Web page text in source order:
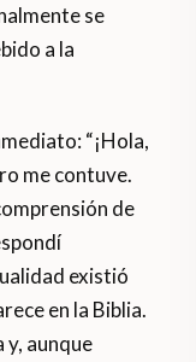
se
a la
“¡Hola,
me contuve.
de
existió
en la Biblia.
y, aunque